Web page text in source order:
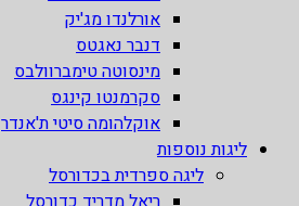
אורלנדו מג'יק
דנבר נאגטס
מינסוטה טימברוולבס
סקרמנטו קינגס
אוקלהומה סיטי ת'אנדר
ליגות נוספות
ליגה ספרדית בכדורסל